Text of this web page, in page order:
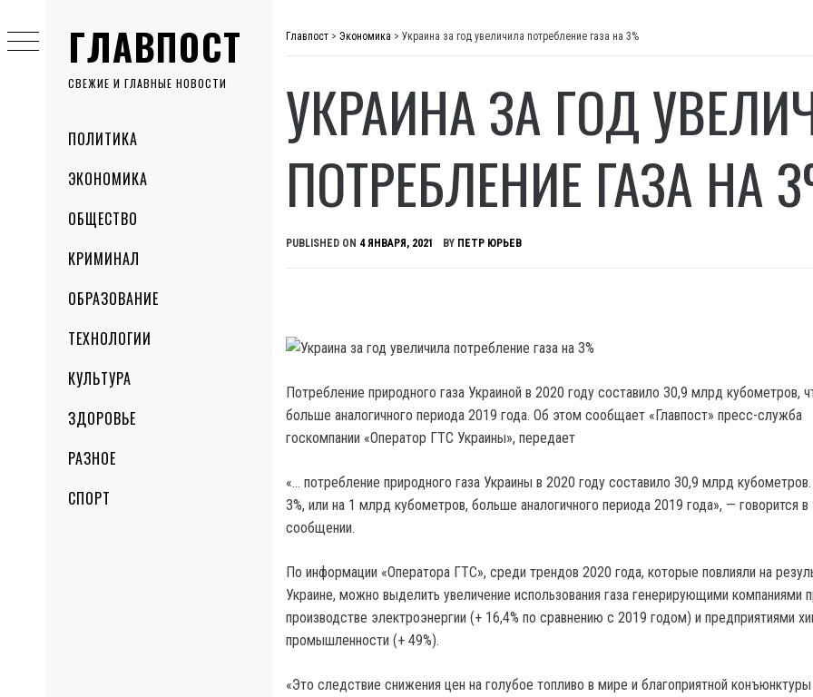
ГЛАВПОСТ
СВЕЖИЕ И ГЛАВНЫЕ НОВОСТИ
MenuПОЛИТИКА
ЭКОНОМИКА
ОБЩЕСТВО
КРИМИНАЛ
ОБРАЗОВАНИЕ
ТЕХНОЛОГИИ
КУЛЬТУРА
ЗДОРОВЬЕ
РАЗНОЕ
СПОРТ
to
content
Главпост > Экономика > Украина за год увеличила потребление газа на 3%
УКРАИНА ЗА ГОД
ПОТРЕБЛЕНИЕ ГАЗА НА
PUBLISHED ON 4 ЯНВАРЯ, 2021 BY ПЕТР ЮРЬЕВ
Потребление природного газа Украиной в 2020 году составило 30,9 млрд кубометров,
больше аналогичного периода 2019 года. Об этом сообщает «Главпост» пресс-служба
госкомпании «Оператор ГТС Украины», передает
«… потребление природного газа Украины в 2020 году составило 30,9 млрд
3%, или на 1 млрд кубометров, больше аналогичного периода 2019 года», — говорится в
сообщении.
По информации «Оператора ГТС», среди трендов 2020 года, которые повлияли на
Украине, можно выделить увеличение использования газа генерирующими компаниями
производстве электроэнергии (+ 16,4% по сравнению с 2019 годом) и предприятиями
промышленности (+ 49%).
«Это следствие снижения цен на голубое топливо в мире и благоприятной